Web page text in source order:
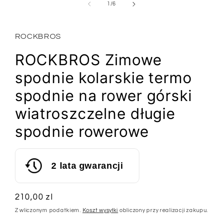
1 /z6
ROCKBROS
ROCKBROS Zimowe
spodnie kolarskie termo
spodnie na rower górski
wiatroszczelne długie
spodnie rowerowe
2 lata gwarancji
Cena
regularna
210,00 zl
Z wliczonym podatkiem. Koszt wysyłki obliczony przy realizacji zakupu.